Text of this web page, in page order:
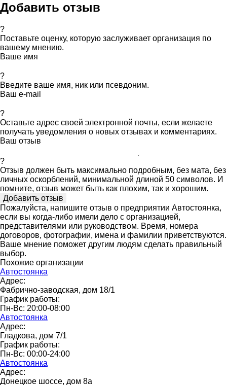
Добавить отзыв
?
Поставьте оценку, которую заслуживает организация по
вашему мнению.
Ваше имя
?
Введите ваше имя, ник или псевдоним.
Ваш e-mail
?
Оставьте адрес своей электронной почты, если желаете
получать уведомления о новых отзывах и комментариях.
Ваш отзыв
?
Отзыв должен быть максимально подробным, без мата, без
личных оскорблений, минимальной длиной 50 символов. И
помните, отзыв может быть как плохим, так и хорошим.
Пожалуйста, напишите отзыв о предприятии Автостоянка,
если вы когда-либо имели дело с организацией,
представителями или руководством. Время, номера
договоров, фотографии, имена и фамилии приветствуются.
Ваше мнение поможет другим людям сделать правильный
выбор.
Похожие организации
Автостоянка
Адрес:
Фабрично-заводская, дом 18/1
График работы:
Пн-Вс: 20:00-08:00
Автостоянка
Адрес:
Гладкова, дом 7/1
График работы:
Пн-Вс: 00:00-24:00
Автостоянка
Адрес:
Донецкое шоссе, дом 8а